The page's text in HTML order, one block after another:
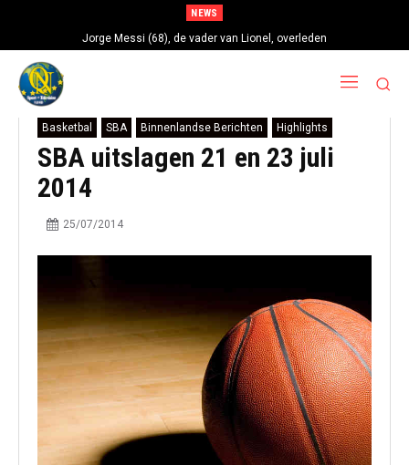
NEWS
Jorge Messi (68), de vader van Lionel, overleden
Basketbal SBA Binnenlandse Berichten Highlights
SBA uitslagen 21 en 23 juli
2014
25/07/2014